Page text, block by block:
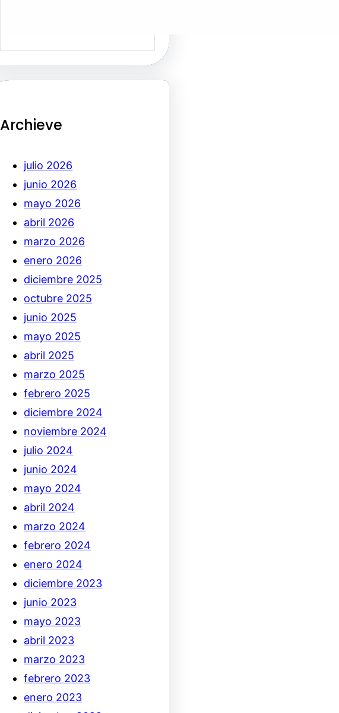
Archieve
julio 2026
junio 2026
mayo 2026
abril 2026
marzo 2026
enero 2026
diciembre 2025
octubre 2025
junio 2025
mayo 2025
abril 2025
marzo 2025
febrero 2025
diciembre 2024
noviembre 2024
julio 2024
junio 2024
mayo 2024
abril 2024
marzo 2024
febrero 2024
enero 2024
diciembre 2023
junio 2023
mayo 2023
abril 2023
marzo 2023
febrero 2023
enero 2023